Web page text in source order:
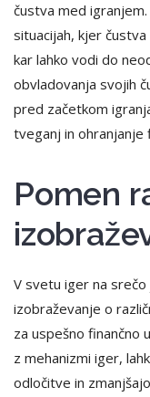
čustva med
situacijah, kjer
kar lahko vodi do
obvladovanja svojih
pred začetkom
tveganj in ohranjanje
Pomen
V svetu iger na
izobraževanje o
za uspešno finančno
z mehanizmi iger,
odločitve in